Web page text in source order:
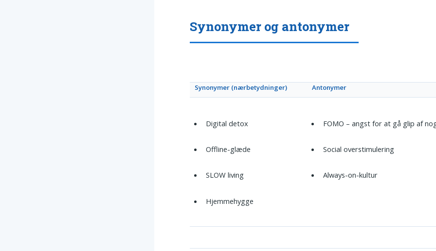
Synonymer og antonymer
Synonymer (nærbetydninger) Antonymer
Digital detox
Offline-glæde
SLOW living
Hjemmehygge
FOMO – angst for at gå glip af
Social overstimulering
Always-on-kultur